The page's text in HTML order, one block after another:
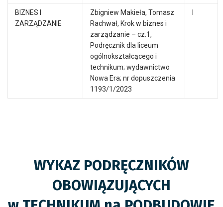
BIZNES I
ZARZĄDZANIE
Zbigniew Makieła, Tomasz
Rachwał, Krok w biznes i
zarządzanie – cz.1,
Podręcznik dla liceum
ogólnokształcącego i
technikum; wydawnictwo
Nowa Era; nr dopuszczenia
1193/1/2023
I
WYKAZ PODRĘCZNIKÓW
OBOWIĄZUJĄCYCH